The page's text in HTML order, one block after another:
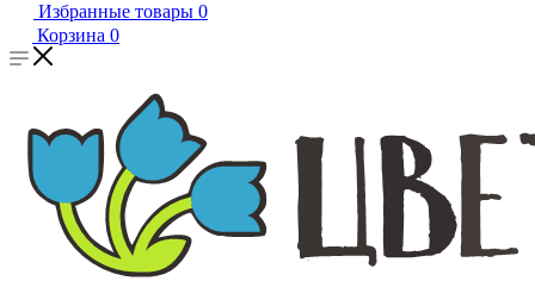
Избранные товары 0
Корзина 0